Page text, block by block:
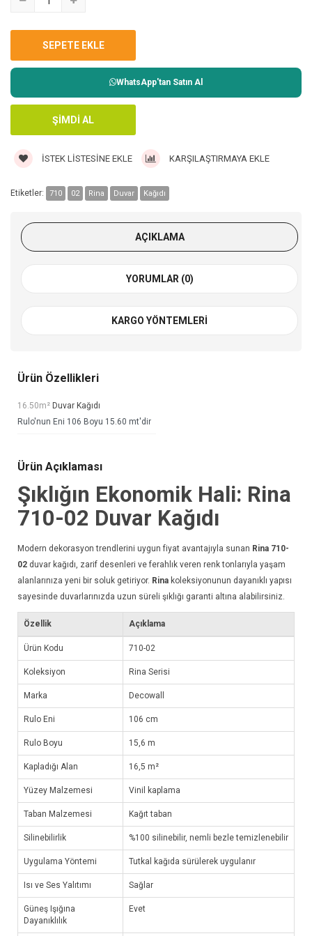
WhatsApp'tan Satın Al
İSTEK LISTESINE EKLE KARŞILAŞTIRMAYA EKLE
Etiketler: 710 02 Rina Duvar Kağıdı
AÇIKLAMA
YORUMLAR (0)
KARGO YÖNTEMLERI
Ürün Özellikleri
16.50m² Duvar Kağıdı
Rulo'nun Eni 106 Boyu 15.60 mt'dir
Ürün Açıklaması
Şıklığın Ekonomik Hali: Rina
710-02 Duvar Kağıdı
Modern dekorasyon trendlerini uygun fiyat avantajıyla sunan Rina 710-
02 duvar kağıdı , zarif desenleri ve ferahlık veren renk tonlarıyla yaşam
alanlarınıza yeni bir soluk getiriyor. Rina koleksiyonunun dayanıklı yapısı
sayesinde duvarlarınızda uzun süreli şıklığı garanti altına alabilirsiniz.
Özellik Açıklama
Ürün Kodu 710-02
Koleksiyon Rina Serisi
Marka Decowall
Rulo Eni 106 cm
Rulo Boyu 15,6 m
Kapladığı Alan 16,5 m²
Yüzey Malzemesi Vinil kaplama
Taban Malzemesi Kağıt taban
Silinebilirlik %100 silinebilir, nemli bezle temizlenebilir
Uygulama Yöntemi Tutkal kağıda sürülerek uygulanır
Isı ve Ses Yalıtımı Sağlar
Güneş Işığına
Dayanıklılık
Evet